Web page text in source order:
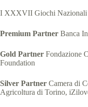
I XXXVII Giochi Nazionali
Premium Partner Banca
Gold Partner Fondazione
Foundation
Silver Partner Camera di
Agricoltura di Torino,